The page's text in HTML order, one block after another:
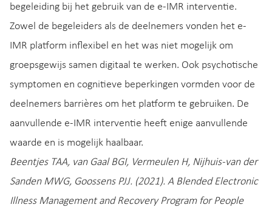
begeleiding bij het gebruik van de e-IMR interventie.
Zowel de begeleiders als de deelnemers vonden het e-
IMR platform inflexibel en het was niet mogelijk om
groepsgewijs samen digitaal te werken. Ook psychotische
symptomen en cognitieve beperkingen vormden voor de
deelnemers barrières om het platform te gebruiken. De
aanvullende e-IMR interventie heeft enige aanvullende
waarde en is mogelijk haalbaar.
Beentjes TAA, van Gaal BGI, Vermeulen H, Nijhuis-van der
Sanden MWG, Goossens PJJ. (2021). A Blended Electronic
Illness Management and Recovery Program for People